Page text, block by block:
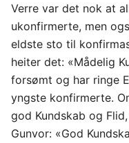
Verre var det nok at
ukonfirmerte, men
eldste sto til
heiter det: «Mådelig
forsømt og har ringe
yngste konfirmerte.
god Kundskab og
Gunvor: «God